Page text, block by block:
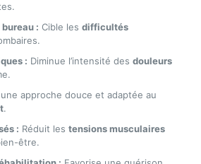
: Cible les difficultés
: Diminue l’intensité des douleurs
approche douce et adaptée au
.
: Réduit les tensions musculaires
être.